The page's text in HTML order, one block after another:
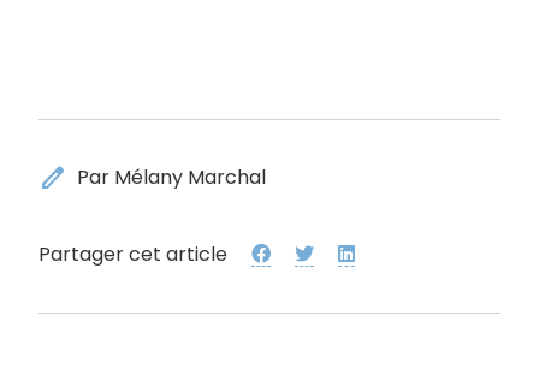
edit Par Mélany Marchal
Partager cet article